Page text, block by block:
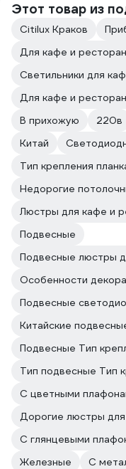
Этот товар из
Citilux Краков
Для кафе и
Светильники для
Для кафе и
В прихожую
220в
Китай
Тип крепления
Недорогие
Люстры для кафе и
Подвесные
Подвесные люстры
Особенности
Подвесные
Китайские
Подвесные Тип
Тип подвесные Тип
С цветными
Дорогие люстры для
С глянцевыми
Железные
С